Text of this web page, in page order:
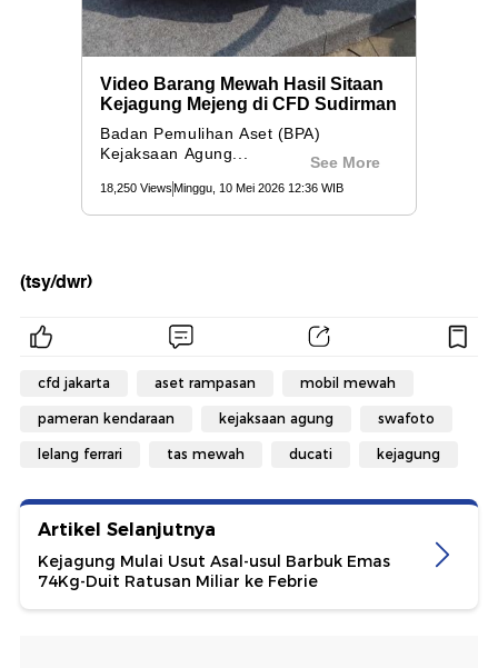
(tsy/dwr)
cfd jakarta aset rampasan mobil mewah
pameran kendaraan kejaksaan agung swafoto
lelang ferrari tas mewah ducati kejagung
Artikel Selanjutnya
Kejagung Mulai Usut Asal-usul Barbuk Emas
74Kg-Duit Ratusan Miliar ke Febrie